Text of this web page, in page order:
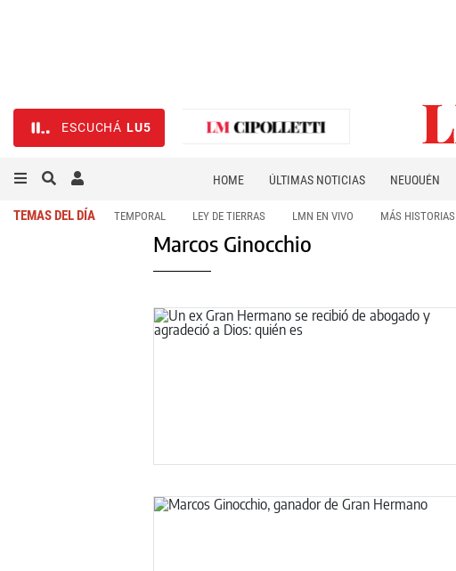
ESCUCHÁ LU5
HOME ÚLTIMAS NOTICIAS NEUQUÉN
TEMAS DEL DÍA TEMPORAL LEY DE TIERRAS LMN EN VIVO MÁS HISTORIAS
Marcos Ginocchio